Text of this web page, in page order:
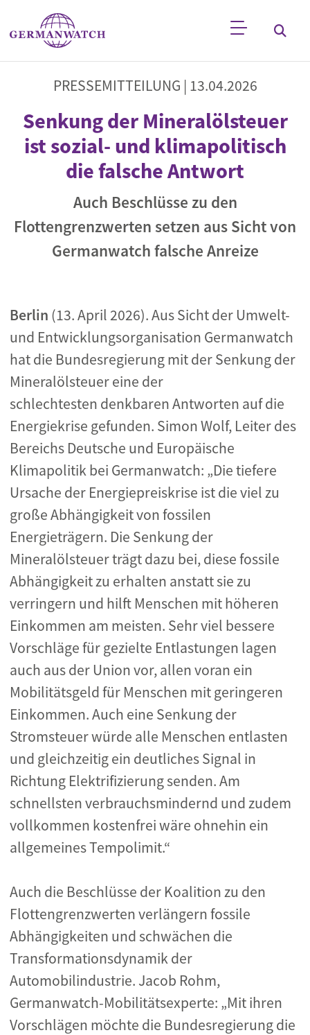
Direkt zum Inhalt
Stichwortsuche
PRESSEMITTEILUNG | 13.04.2026
Senkung der Mineralölsteuer
ist sozial- und klimapolitisch
die falsche Antwort
Auch Beschlüsse zu den
Flottengrenzwerten setzen aus Sicht von
Germanwatch falsche Anreize
Berlin (13. April 2026). Aus Sicht der Umwelt-
und Entwicklungsorganisation Germanwatch
hat die Bundesregierung mit der Senkung der
Mineralölsteuer eine der
schlechtesten denkbaren Antworten auf die
Energiekrise gefunden. Simon Wolf, Leiter des
Bereichs Deutsche und Europäische
Klimapolitik bei Germanwatch: „Die tiefere
Ursache der Energiepreiskrise ist die viel zu
große Abhängigkeit von fossilen
Energieträgern. Die Senkung der
Mineralölsteuer trägt dazu bei, diese fossile
Abhängigkeit zu erhalten anstatt sie zu
verringern und hilft Menschen mit höheren
Einkommen am meisten. Sehr viel bessere
Vorschläge für gezielte Entlastungen lagen
auch aus der Union vor, allen voran ein
Mobilitätsgeld für Menschen mit geringeren
Einkommen. Auch eine Senkung der
Stromsteuer würde alle Menschen entlasten
und gleichzeitig ein deutliches Signal in
Richtung Elektrifizierung senden. Am
schnellsten verbrauchsmindernd und zudem
vollkommen kostenfrei wäre ohnehin ein
allgemeines Tempolimit.“
Auch die Beschlüsse der Koalition zu den
Flottengrenzwerten verlängern fossile
Abhängigkeiten und schwächen die
Transformationsdynamik der
Automobilindustrie. Jacob Rohm,
Germanwatch-Mobilitätsexperte: „Mit ihren
Vorschlägen möchte die Bundesregierung die